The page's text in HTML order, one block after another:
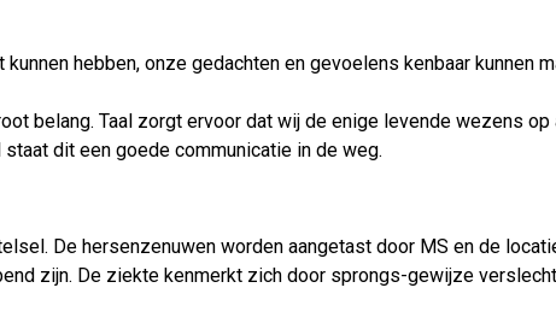
hebben, onze gedachten en gevoelens kenbaar kunnen
belang. Taal zorgt ervoor dat wij de enige levende wezens
dit een goede communicatie in de weg.
De hersenzenuwen worden aangetast door MS en de
zijn. De ziekte kenmerkt zich door sprongs-gewijze